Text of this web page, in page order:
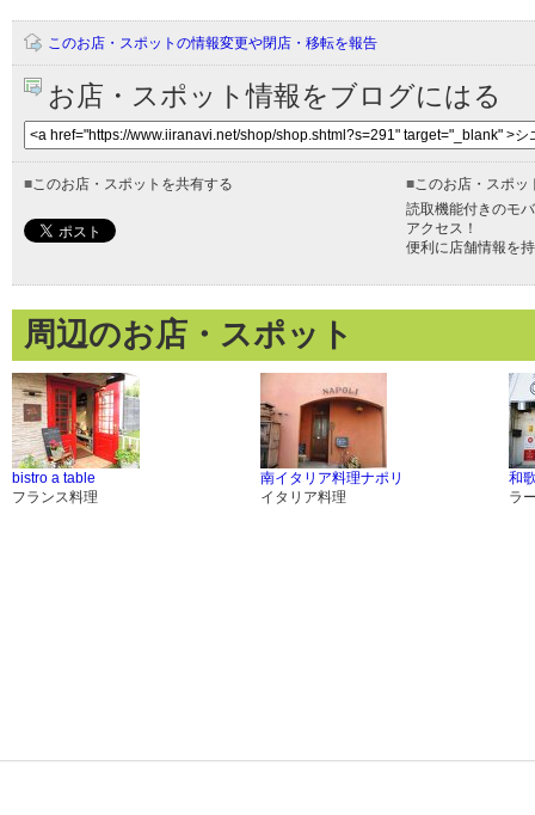
このお店・スポットの情報変更や閉店・移転を報告
お店・スポット情報をブログにはる
■このお店・スポットを共有する ■このお店・スポッ
読取機能付きのモ
アクセス！
便利に店舗情報を
周辺のお店・スポット
bistro a table
フランス料理
南イタリア料理ナポリ
イタリア料理
和
ラ